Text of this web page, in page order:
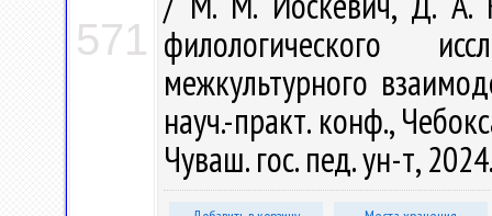
571 филологического
межкультурного
науч.-практ. конф.,
Чуваш. гос. пед. ун-т,